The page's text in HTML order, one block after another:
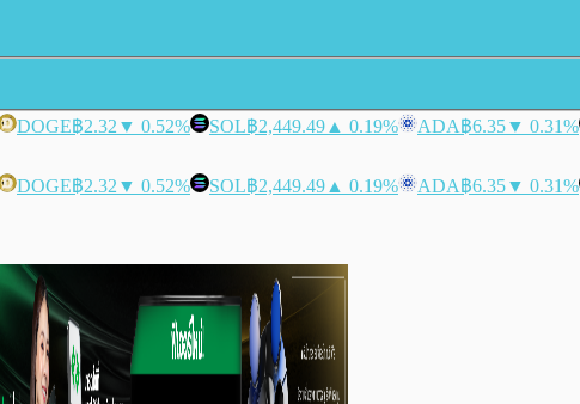
DOGE฿2.32 ▼ 0.52% SOL฿2,449.49 ▲ 0.19% ADA฿6.35▼ 0.31%
DOGE฿2.32 ▼ 0.52% SOL฿2,449.49 ▲ 0.19% ADA฿6.35▼ 0.31%